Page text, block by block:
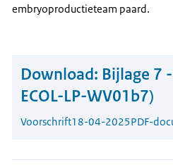
embryoproductieteam paard.
Download: Bijlage 7
ECOL-LP-WV01b7)
Voorschrift18-04-2025PDF-